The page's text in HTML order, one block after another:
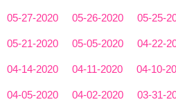
05-27-2020 05-26-2020 05-25-
05-21-2020 05-05-2020 04-22-
04-14-2020 04-11-2020 04-10-
04-05-2020 04-02-2020 03-31-